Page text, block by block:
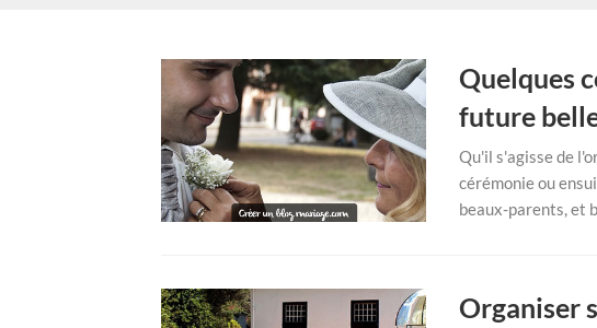
Quelques
future
Qu'il s'agisse de
cérémonie ou
beaux-parents, et
Organiser